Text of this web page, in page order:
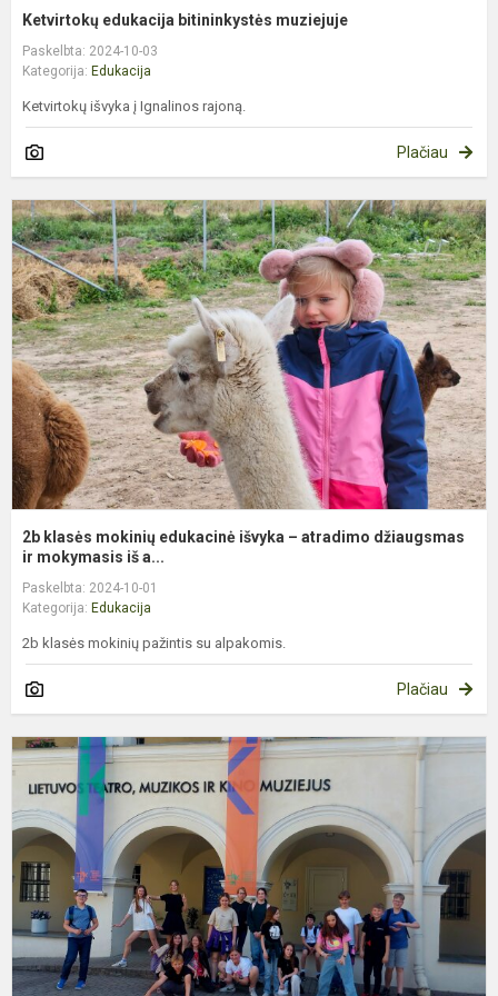
Ketvirtokų edukacija bitininkystės muziejuje
Paskelbta: 2024-10-03
Kategorija: Edukacija
Ketvirtokų išvyka į Ignalinos rajoną.
Plačiau
2b klasės mokinių edukacinė išvyka – atradimo džiaugsmas
ir mokymasis iš a...
Paskelbta: 2024-10-01
Kategorija: Edukacija
2b klasės mokinių pažintis su alpakomis.
Plačiau